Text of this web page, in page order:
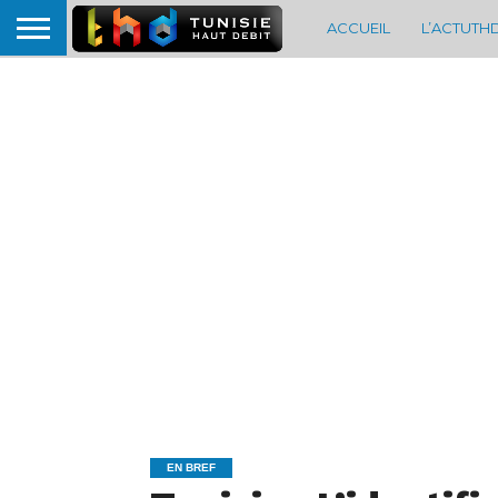
ACCUEIL
EN BREF